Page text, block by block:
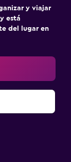
y viajar
está
del lugar en